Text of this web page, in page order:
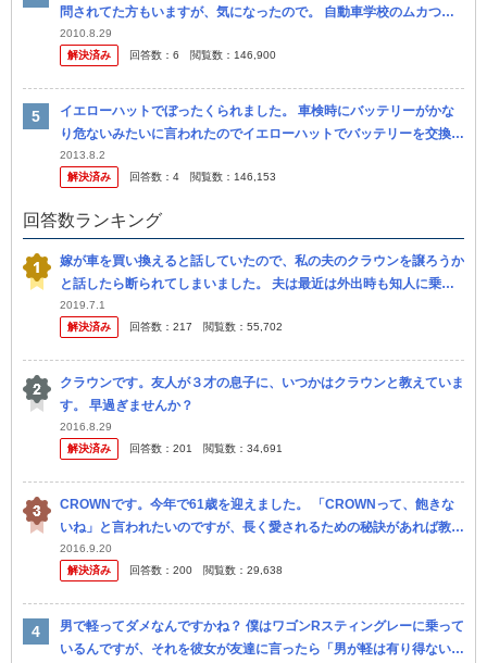
問されてた方もいますが、気になったので。 自動車学校のムカつく
教官とケンカした奴いますか？ やる気がない教官、なおしてやろう
とす...
2010.8.29
解決済み
回答数： 6 閲覧数： 146,900
イエローハットでぼったくられました。 車検時にバッテリーがかな
り危ないみたいに言われたのでイエローハットでバッテリーを交換し
に行きました。 私は一番安い９千円のバッテリーを選び ました。工
賃...
2013.8.2
解決済み
回答数： 4 閲覧数： 146,153
回答数ランキング
嫁が車を買い換えると話していたので、私の夫のクラウンを譲ろうか
と話したら断られてしまいました。 夫は最近は外出時も知人に乗せ
てもらう事が多いですし、嫁も買い出しで週に2回程度しか乗らない
ので、 ...
2019.7.1
解決済み
回答数： 217 閲覧数： 55,702
クラウンです。友人が３才の息子に、いつかはクラウンと教えていま
す。 早過ぎませんか？
2016.8.29
解決済み
回答数： 201 閲覧数： 34,691
CROWNです。今年で61歳を迎えました。 「CROWNって、飽きな
いね」と言われたいのですが、長く愛されるための秘訣があれば教え
てください。
2016.9.20
解決済み
回答数： 200 閲覧数： 29,638
男で軽ってダメなんですかね？ 僕はワゴンRスティングレーに乗って
いるんですが、それを彼女が友達に言ったら「男が軽は有り得ない」